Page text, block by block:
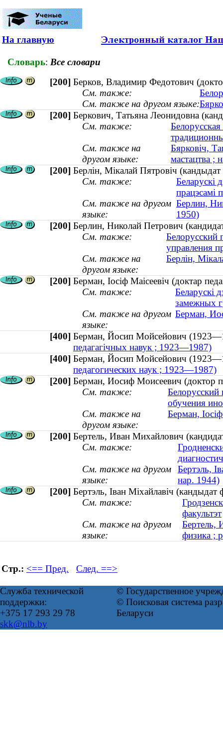
На главную
Словарь: Все словари
[200] Берков, Владимир Федотович
См. также:
См. также на другом языке:
[200] Беркович, Татьяна Леонидовна
См. также:
См. также на
другом языке:
Бярковіч,
мастацтва ;
[200] Берлін, Мікалай Пятровіч
См. также:
Беларускі
працэсамі
См. также на другом
языке:
Берлин,
1950)
[200] Берлин, Николай Петрович
См. также:
Белорусский
управления
См. также на
другом языке:
Берлін,
[200] Берман, Іосіф Маісеевіч (доктар
См. также:
Беларускі
замежных
См. также на другом
языке:
Берман,
[400] Берман, Йосип Мойсейович
педагагічных навук ; 1923—1987)
[400] Берман, Йосип Мойсейович
педагогических наук ; 1923—1987)
[200] Берман, Иосиф Моисеевич (доктор
См. также:
Белорусский
обучения
См. также на
другом языке:
Берман,
[200] Бертель, Иван Михайлович
См. также:
См. также на другом
языке:
Бертэль,
нар. 1944)
[200] Бертэль, Іван Міхайлавіч (кандыдат
См. также:
факультэт
См. также на другом
языке:
Бертель,
физика ;
Стр.: <== Пред. След. ==>
Служба технической
поддержки:
+375 17 293 29 78
skk@nlb.by
© Государственное
© Поисковая система
Беларуси